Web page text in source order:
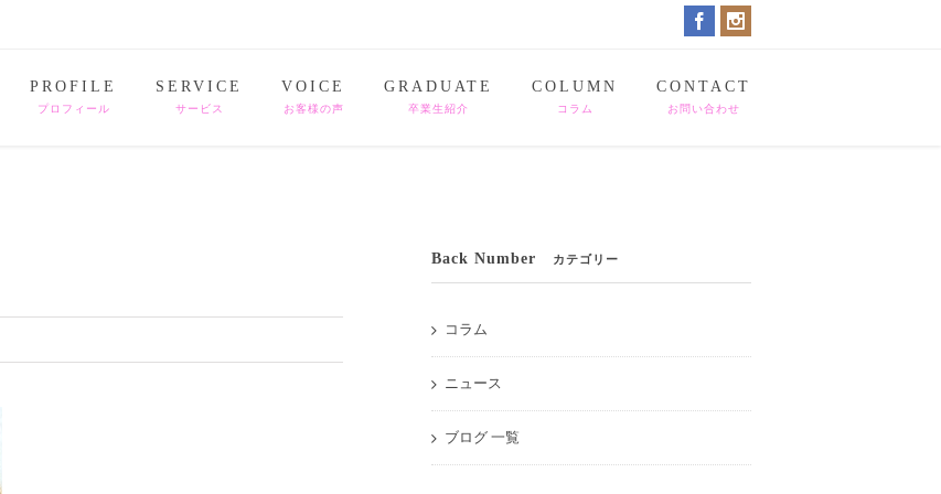
PROFILE
プロフィール
SERVICE
サービス
VOICE
お客様の声
GRADUATE
卒業生紹介
COLUMN
コラム
CONTACT
お問い合わせ
Back Number カテゴリー
コラム
ニュース
ブログ 一覧